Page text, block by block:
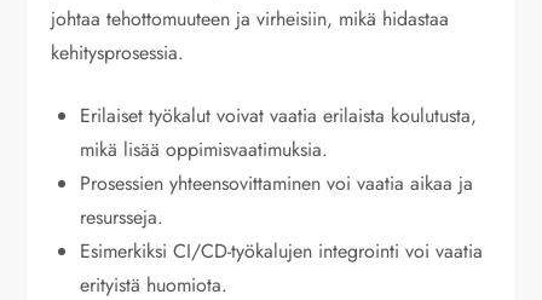
johtaa tehottomuuteen ja virheisiin, mikä hidastaa
kehitysprosessia.
Erilaiset työkalut voivat vaatia erilaista koulutusta,
mikä lisää oppimisvaatimuksia.
Prosessien yhteensovittaminen voi vaatia aikaa ja
resursseja.
Esimerkiksi CI/CD-työkalujen integrointi voi vaatia
erityistä huomiota.